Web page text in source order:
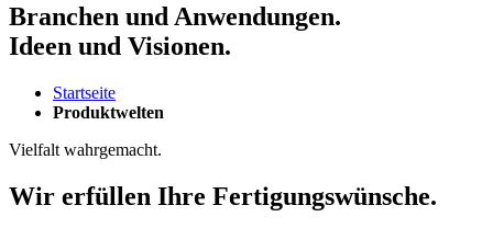
Branchen und Anwendungen.
Ideen und Visionen.
Startseite
Produktwelten
Vielfalt wahrgemacht.
Wir erfüllen Ihre Fertigungswünsche.